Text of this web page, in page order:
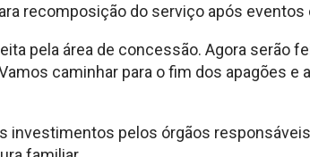
recomposição do serviço após
pela área de concessão. Agora
caminhar para o fim dos apagões
pelos órgãos